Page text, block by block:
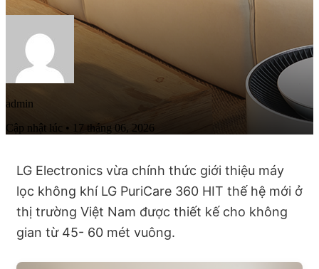
admin
Cập nhật lúc • 17 tháng 06, 2026
LG Electronics vừa chính thức giới thiệu máy
lọc không khí LG PuriCare 360 HIT thế hệ mới ở
thị trường Việt Nam được thiết kế cho không
gian từ 45- 60 mét vuông.